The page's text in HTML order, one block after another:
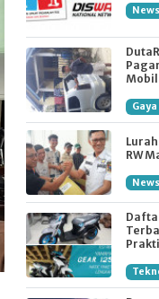
News
RW
News